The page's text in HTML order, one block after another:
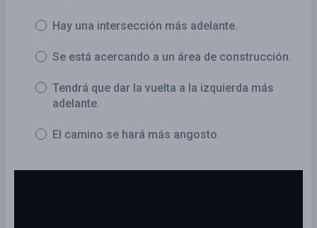
Hay una intersección más adelante.
Se está acercando a un área de construcción.
Tendrá que dar la vuelta a la izquierda más
adelante.
El camino se hará más angosto.